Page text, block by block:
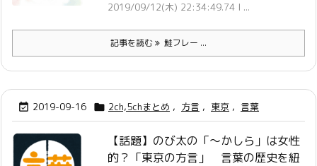
2019/09/12(木) 22:34:49.74 I ...
記事を読む 鮭フレー ...
 2019-09-16  2ch,5chまとめ , 方言 , 東京 , 言葉
【話題】のび太の「～かしら」は女性
的？「東京の方言」 言葉の歴史を紐